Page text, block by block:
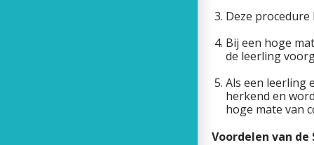
Deze
Bij een hoge
de leerling
Als een leerling
herkend en
hoge mate van
Voordelen van de